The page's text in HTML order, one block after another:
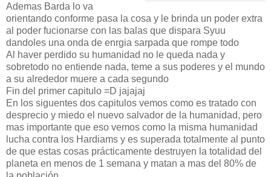
Ademas Barda lo va
orientando conforme pasa la cosa y le brinda un poder extra
al poder fucionarse con las balas que dispara Syuu
dandoles una onda de enrgia sarpada que rompe todo
Al haver perdido su humanidad no le queda nada y
sobretodo no entiende nada, teme a sus poderes y el mundo
a su alrededor muere a cada segundo
Fin del primer capitulo =D jajajaj
En los siguentes dos capitulos vemos como es tratado con
desprecio y miedo el nuevo salvador de la humanidad, pero
mas importante que eso vemos como la misma humanidad
lucha contra los Hardiams y es superada totalmente al punto
de que estas cosas prácticamente destruyen la totalidad del
planeta en menos de 1 semana y matan a mas del 80% de